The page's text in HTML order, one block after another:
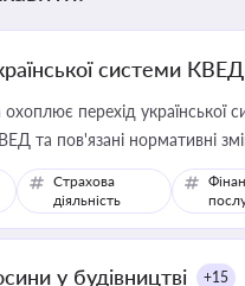
системи
перехід української
та пов'язані нормативні
Страхова
діяльність
у будівництві +15